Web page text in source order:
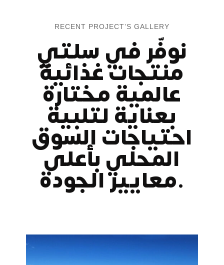
RECENT PROJECT’S GALLERY
نوفّر في سلتي
منتجات غذائية
عالمية مختارة
بعناية لتلبية
احتياجات السوق
المحلي بأعلى
معايير الجودة.